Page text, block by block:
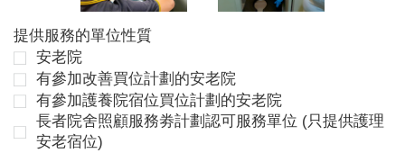
提供服務的單位性質
安老院
有參加改善買位計劃的安老院
有參加護養院宿位買位計劃的安老院
長者院舍照顧服務劵計劃認可服務單位 (只提供護理
安老宿位)